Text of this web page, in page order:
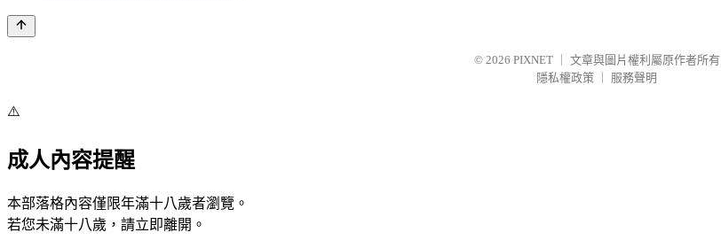
© 2026 PIXNET
文章與圖片權利屬原作者所有
隱私權政策
服務聲明
⚠️
成人內容提醒
本部落格內容僅限年滿十八歲者瀏覽。
若您未滿十八歲，請立即離開。